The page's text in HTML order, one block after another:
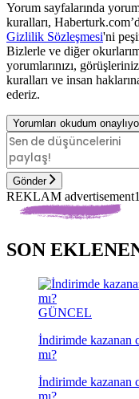
Yorum sayfalarında
kuralları,
Gizlilik Sözleşmesi'ni
Bizlerle ve diğer
yorumlarınızı,
kuralları ve insan
ederiz.
Yorumları okudum
Gönder
REKLAM advertisement1
SON
GÜNCEL
İndirimde kazanan
mı?
İndirimde kazanan
mı?